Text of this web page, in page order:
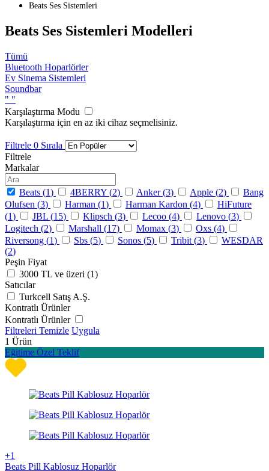
Beats Ses Sistemleri
Beats Ses Sistemleri Modelleri
Tümü
Bluetooth Hoparlörler
Ev Sinema Sistemleri
Soundbar
" "
Karşılaştırma Modu
Karşılaştırma için en az iki cihaz seçmelisiniz.
Filtrele 0 Sırala
Filtrele
Markalar
Beats (1) 4BERRY (2) Anker (3) Apple (2)
Bang
Olufsen (3) Harman (1) Harman Kardon (4)
HiFuture
(1) JBL (15) Klipsch (3) Lecoo (4) Lenovo (3)
Logitech (2) Marshall (17) Momax (3) Oxs (4)
Riversong (1) Sbs (5) Sonos (5) Tribit (3)
WESDAR
(2)
Peşin Fiyat
3000 TL ve üzeri (1)
Satıcılar
Turkcell Satış A.Ş.
Kontratlı Ürünler
Kontratlı Ürünler
Filtreleri Temizle Uygula
1 Ürün
Eğitime Özel Teklif
+1
Beats Pill Kablosuz Hoparlör